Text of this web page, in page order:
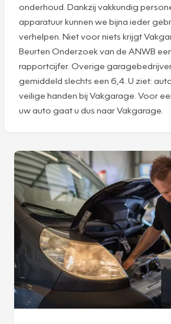
onderhoud. Dankzij vakkundig
apparatuur kunnen we bijna ieder
verhelpen. Niet voor niets krijgt
Beurten Onderzoek van de ANWB
rapportcijfer. Overige
gemiddeld slechts een 6,4. U ziet:
veilige handen bij Vakgarage. Voor
uw auto gaat u dus naar Vakgarage.